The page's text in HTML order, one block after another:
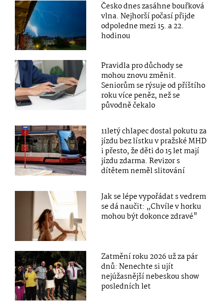
Česko dnes zasáhne bouřková
vlna. Nejhorší počasí přijde
odpoledne mezi 15. a 22.
hodinou
Pravidla pro důchody se
mohou znovu změnit.
Seniorům se rýsuje od příštího
roku více peněz, než se
původně čekalo
11letý chlapec dostal pokutu za
jízdu bez lístku v pražské MHD
i přesto, že děti do 15 let mají
jízdu zdarma. Revizor s
dítětem neměl slitování
Jak se lépe vypořádat s vedrem
se dá naučit: „Chvíle v horku
mohou být dokonce zdravé"
Zatmění roku 2026 už za pár
dnů: Nenechte si ujít
nejúžasnější nebeskou show
posledních let